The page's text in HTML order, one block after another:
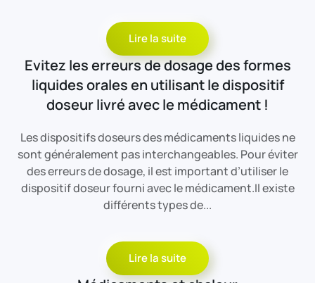
Lire la suite
Evitez les erreurs de dosage des formes
liquides orales en utilisant le dispositif
doseur livré avec le médicament !
Les dispositifs doseurs des médicaments liquides ne
sont généralement pas interchangeables. Pour éviter
des erreurs de dosage, il est important d’utiliser le
dispositif doseur fourni avec le médicament.Il existe
différents types de...
Lire la suite